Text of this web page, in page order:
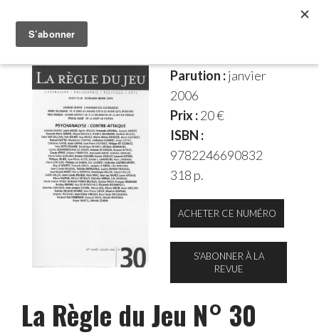
Parution :janvier
2006
Prix :20 €
ISBN :
9782246690832
318 p.
ACHETER CE NUMÉRO
S'ABONNER À LA
REVUE
La Règle du Jeu N° 30